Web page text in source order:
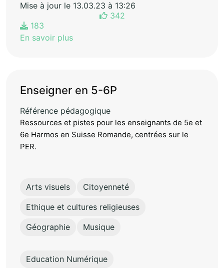
Mise à jour le 13.03.23 à 13:26
342
183
En savoir plus
Enseigner en 5-6P
Référence pédagogique
Ressources et pistes pour les enseignants de 5e et
6e Harmos en Suisse Romande, centrées sur le
PER.
Arts visuels
Citoyenneté
Ethique et cultures religieuses
Géographie
Musique
Education Numérique